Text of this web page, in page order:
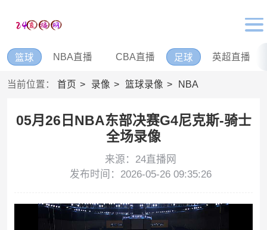
篮球 NBA直播 CBA直播 足球 英超直播
当前位置： 首页 录像 篮球录像 NBA
05月26日NBA东部决赛G4尼克斯-骑士
全场录像
来源：24直播网
发布时间：2026-05-26 09:35:26